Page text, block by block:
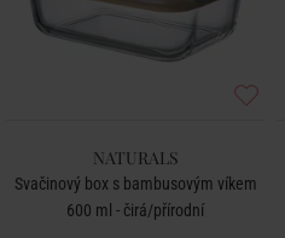
NATURALS
Svačinový box s bambusovým víkem
600 ml - čirá/přírodní